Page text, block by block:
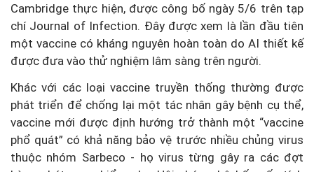
Cambridge thực hiện, được công bố ngày 5/6 trên tạp
chí Journal of Infection. Đây được xem là lần đầu tiên
một vaccine có kháng nguyên hoàn toàn do AI thiết kế
được đưa vào thử nghiệm lâm sàng trên người.
Khác với các loại vaccine truyền thống thường được
phát triển để chống lại một tác nhân gây bệnh cụ thể,
vaccine mới được định hướng trở thành một “vaccine
phổ quát” có khả năng bảo vệ trước nhiều chủng virus
thuộc nhóm Sarbeco - họ virus từng gây ra các đợt